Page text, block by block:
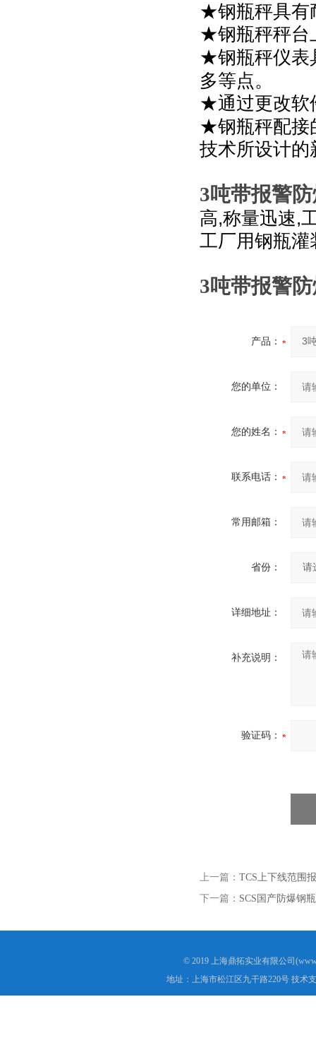
★钢瓶秤具有
★钢瓶秤秤台
★钢瓶秤仪表
多等点。
★通过更改软
★钢瓶秤配接
技术所设计的
3吨带报警
高,称量迅速,
工厂用钢瓶灌
3吨带报警
产品：
您的单位：
您的姓名：
联系电话：
常用邮箱：
省份：
详细地址：
补充说明：
验证码：
上一篇： TCS上下线范围
下一篇： SCS国产防爆钢
© 2019 上海鼎拓实业有限公司
地址：上海市松江区九干路220号 技术